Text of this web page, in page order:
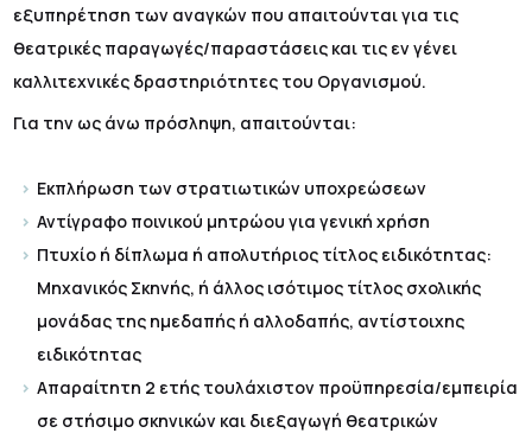
εξυπηρέτηση των αναγκών που απαιτούνται για τις
θεατρικές παραγωγές/παραστάσεις και τις εν γένει
καλλιτεχνικές δραστηριότητες του Οργανισμού.
Για την ως άνω πρόσληψη, απαιτούνται:
Εκπλήρωση των στρατιωτικών υποχρεώσεων
Αντίγραφο ποινικού μητρώου για γενική χρήση
Πτυχίο ή δίπλωμα ή απολυτήριος τίτλος ειδικότητας:
Μηχανικός Σκηνής, ή άλλος ισότιμος τίτλος σχολικής
μονάδας της ημεδαπής ή αλλοδαπής, αντίστοιχης
ειδικότητας
Απαραίτητη 2 ετής τουλάχιστον προϋπηρεσία/εμπειρία
σε στήσιμο σκηνικών και διεξαγωγή θεατρικών